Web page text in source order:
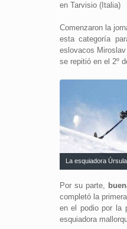
en Tarvisio (Italia)
Comenzaron la
esta categoría
eslovacos
se repitió en el 2º
La esquiadora
Por su parte,
completó la
en el podio por la
esquiadora